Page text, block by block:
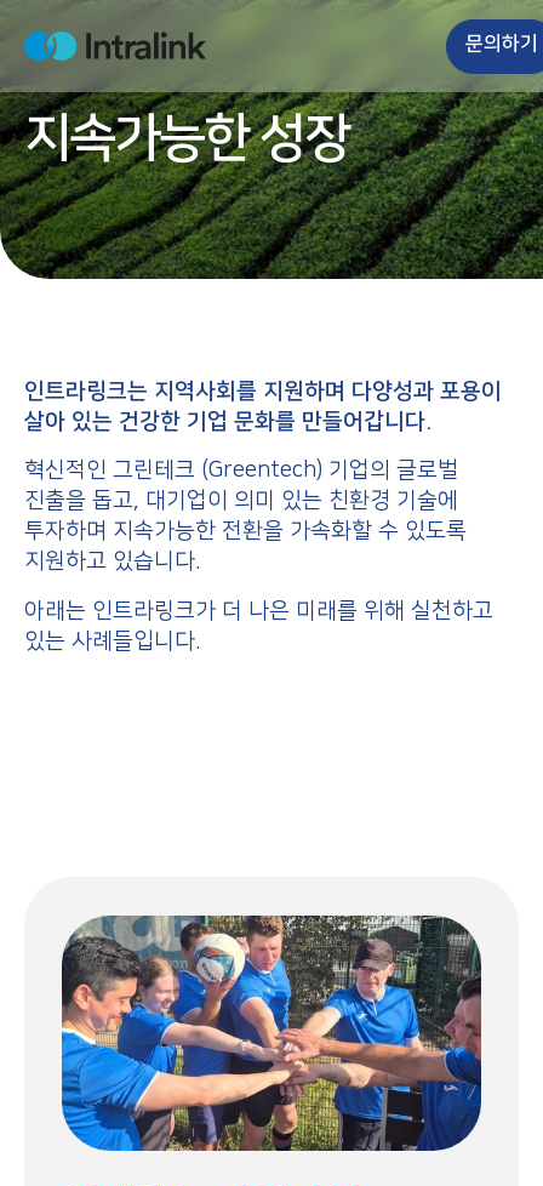
i
p
t
o
c
o
n
H
m
e
문의하기
지속가능한 성장
인트라링크는 지역사회를 지원하며 다양성과 포용이
살아 있는 건강한 기업 문화를 만들어갑니다.
혁신적인 그린테크 (Greentech) 기업의 글로벌
진출을 돕고, 대기업이 의미 있는 친환경 기술에
투자하며 지속가능한 전환을 가속화할 수 있도록
지원하고 있습니다.
아래는 인트라링크가 더 나은 미래를 위해 실천하고
있는 사례들입니다.